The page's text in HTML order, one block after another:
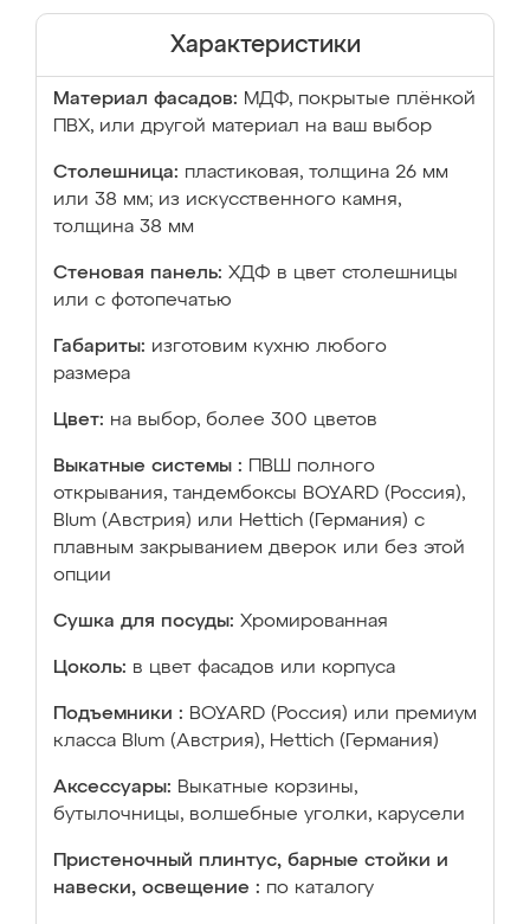
Характеристики
Материал фасадов: МДФ, покрытые плёнкой
ПВХ, или другой материал на ваш выбор
Столешница: пластиковая, толщина 26 мм
или 38 мм; из искусственного камня,
толщина 38 мм
Стеновая панель: ХДФ в цвет столешницы
или с фотопечатью
Габариты: изготовим кухню любого
размера
Цвет: на выбор, более 300 цветов
Выкатные системы :
ПВШ полного
открывания, тандембоксы BOYARD (Россия),
Blum (Австрия) или Hettich (Германия) с
плавным закрыванием дверок или без этой
опции
Сушка для посуды: Хромированная
Цоколь: в цвет фасадов или корпуса
Подъемники : BOYARD (Россия) или премиум
класса Blum (Австрия), Hettich (Германия)
Аксессуары: Выкатные корзины,
бутылочницы, волшебные уголки, карусели
Пристеночный плинтус, барные стойки и
навески, освещение : по каталогу